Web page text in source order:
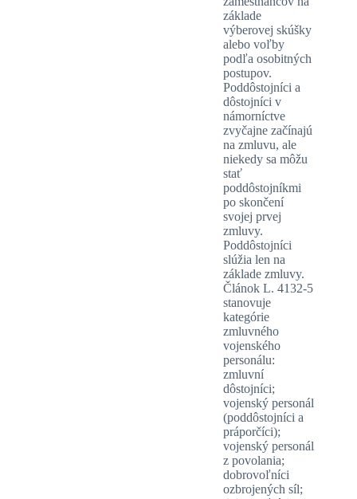
základe
výberovej skúšky
alebo voľby
podľa osobitných
postupov.
Poddôstojníci a
dôstojníci v
námorníctve
zvyčajne začínajú
na zmluvu, ale
niekedy sa môžu
stať
poddôstojníkmi
po skončení
svojej prvej
zmluvy.
Poddôstojníci
slúžia len na
základe zmluvy.
Článok L. 4132-5
stanovuje
kategórie
zmluvného
vojenského
personálu:
zmluvní
dôstojníci;
vojenský personál
(poddôstojníci a
práporčíci);
vojenský personál
z povolania;
dobrovoľníci
ozbrojených síl;